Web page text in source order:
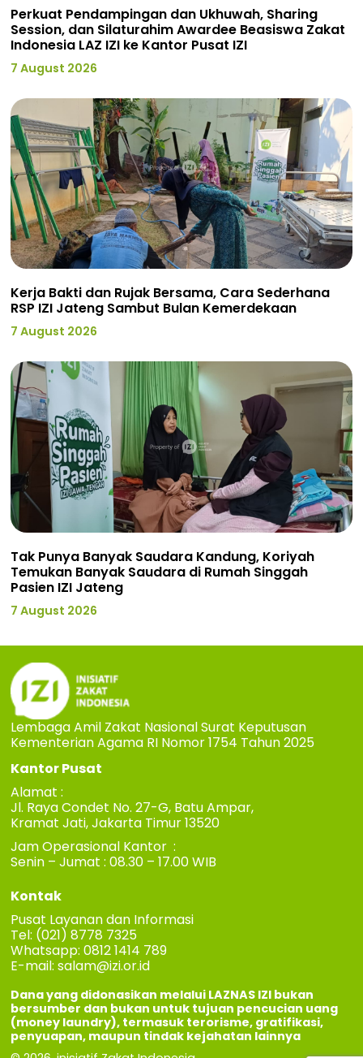
Perkuat Pendampingan dan Ukhuwah, Sharing
Session, dan Silaturahim Awardee Beasiswa Zakat
Indonesia LAZ IZI ke Kantor Pusat IZI
7 August 2026
Kerja Bakti dan Rujak Bersama, Cara Sederhana
RSP IZI Jateng Sambut Bulan Kemerdekaan
7 August 2026
Tak Punya Banyak Saudara Kandung, Koriyah
Temukan Banyak Saudara di Rumah Singgah
Pasien IZI Jateng
7 August 2026
Lembaga Amil Zakat Nasional Surat Keputusan
Kementerian Agama RI Nomor 1754 Tahun 2025
Kantor Pusat
Alamat :
Jl. Raya Condet No. 27-G, Batu Ampar,
Kramat Jati, Jakarta Timur 13520
Jam Operasional Kantor :
Senin – Jumat : 08.30 – 17.00 WIB
Kontak
Pusat Layanan dan Informasi
Tel: (021) 8778 7325
Whatsapp: 0812 1414 789
E-mail:salam@izi.or.id
Dana yang didonasikan melalui LAZNAS IZI bukan
bersumber dan bukan untuk tujuan pencucian uang
(money laundry), termasuk terorisme, gratifikasi,
penyuapan, maupun tindak kejahatan lainnya